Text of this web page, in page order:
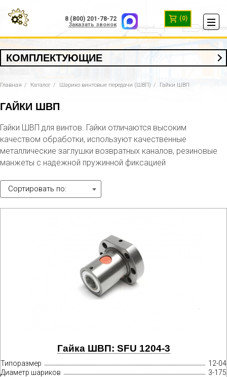
8 (800) 201-78-72
Заказать звонок
(0)
КОМПЛЕКТУЮЩИЕ
Главная Каталог Шарико винтовые передачи (ШВП) Гайки ШВП
ГАЙКИ ШВП
Гайки ШВП для винтов. Гайки отличаются высоким
качеством обработки, используют качественные
металлические заглушки возвратных каналов, резиновые
манжеты с надежной пружинной фиксацией
Сортировать по:
Гайка ШВП: SFU 1204-3
Типоразмер
12-04
Диаметр шариков
3-175